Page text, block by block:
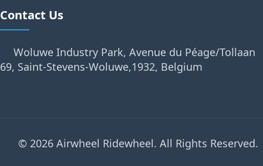
Contact Us
Woluwe Industry Park, Avenue du Péage/Tollaan
69, Saint-Stevens-Woluwe,1932, Belgium
© 2026 Airwheel Ridewheel. All Rights Reserved.